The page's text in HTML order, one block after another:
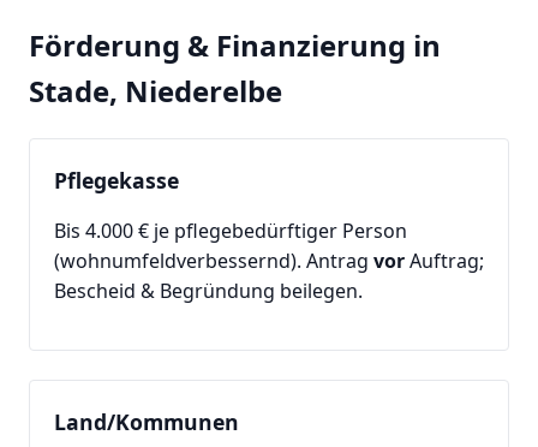
Förderung & Finanzierung in
Stade, Niederelbe
Pflegekasse
Bis 4.000 € je pflegebedürftiger Person
(wohnumfeldverbessernd). Antrag vorAuftrag;
Bescheid & Begründung beilegen.
Land/Kommunen